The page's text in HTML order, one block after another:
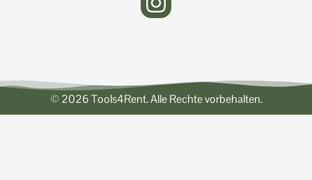
© 2026 Tools4Rent. Alle Rechte vorbehalten.